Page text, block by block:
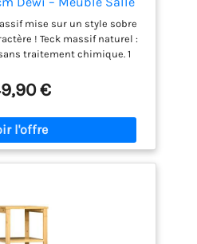
Naturel, supportant 50
1 étagère,
sur Pieds
mise sur un style sobre
! Teck massif naturel :
traitement chimique. 1
sur pieds avec notice
- Meuble : L 120 x l 50 x H
x l 4cm - Matières : teck -
- À monter (notice incluse) -
en 1 colis en pas de porte,
d'immeuble
€